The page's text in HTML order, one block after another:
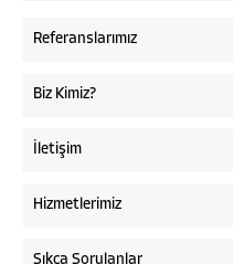
Referanslarımız
Biz Kimiz?
İletişim
Hizmetlerimiz
Sıkça Sorulanlar